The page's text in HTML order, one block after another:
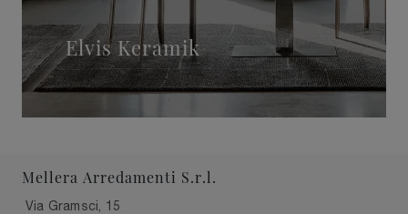
Elvis Keramik
Mellera Arredamenti S.r.l.
Via Gramsci, 15